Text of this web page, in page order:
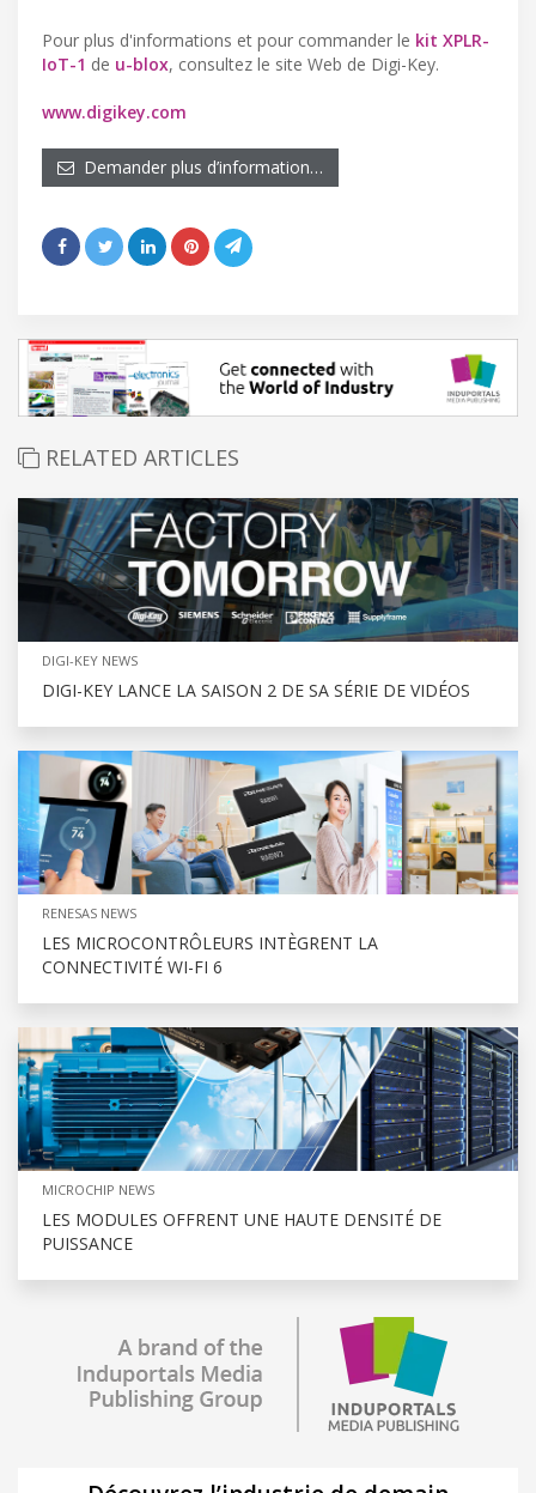
Pour plus d'informations et pour commander le kit XPLR-
IoT-1 de u-blox, consultez le site Web de Digi-Key.
www.digikey.com
Demander plus d’information…
RELATED ARTICLES
DIGI-KEY NEWS
DIGI-KEY LANCE LA SAISON 2 DE SA SÉRIE DE VIDÉOS
RENESAS NEWS
LES MICROCONTRÔLEURS INTÈGRENT LA
CONNECTIVITÉ WI-FI 6
MICROCHIP NEWS
LES MODULES OFFRENT UNE HAUTE DENSITÉ DE
PUISSANCE